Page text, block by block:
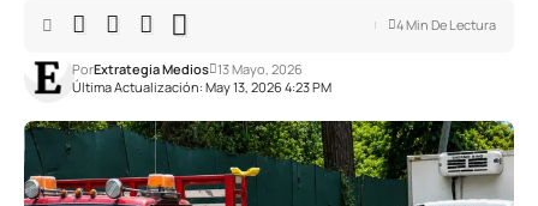
Última Actualización: May 13, 2026 4:23 PM
PorExtrategia Medios 13 Mayo, 2026
4 Min De Lectura